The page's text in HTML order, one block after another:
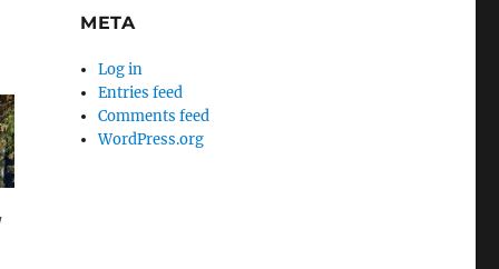
META
Log in
Entries feed
Comments feed
WordPress.org